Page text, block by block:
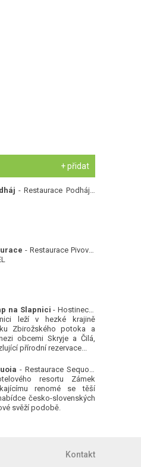
+ přidat
- Restaurace Podháj -
- Restaurace Pivovar
na Slapnici - Hostinec a
leží v hezké krajině
Zbirožského potoka a
obcemi Skryje a Čilá,
přírodní rezervace...
- Restaurace Sequoia
resortu Zámek
renomé se těší
česko-slovenských
svěží podobě.
Kontakt